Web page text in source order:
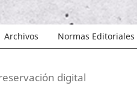
Archivos Normas Editoriales
digital